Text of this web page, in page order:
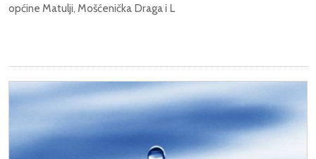
općine Matulji, Mošćenička Draga i L